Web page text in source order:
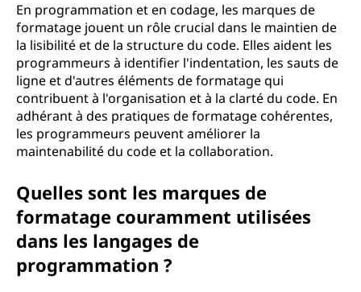
En programmation et en codage, les marques de
formatage jouent un rôle crucial dans le maintien de
la lisibilité et de la structure du code. Elles aident les
programmeurs à identifier l'indentation, les sauts de
ligne et d'autres éléments de formatage qui
contribuent à l'organisation et à la clarté du code. En
adhérant à des pratiques de formatage cohérentes,
les programmeurs peuvent améliorer la
maintenabilité du code et la collaboration.
Quelles sont les marques de
formatage couramment utilisées
dans les langages de
programmation ?